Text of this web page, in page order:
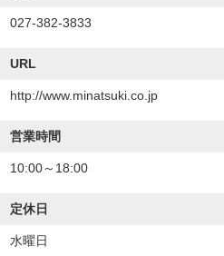
027-382-3833
URL
http://www.minatsuki.co.jp
営業時間
10:00～18:00
定休日
水曜日